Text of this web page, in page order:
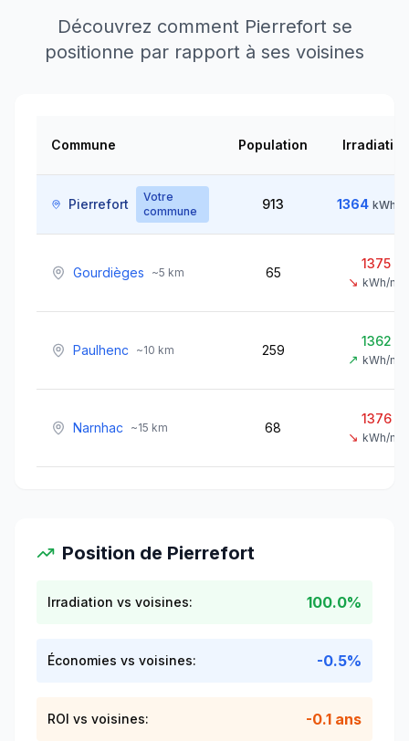
Découvrez comment Pierrefortse
positionne par rapport à ses voisines
Commune Population Irradiation
Pierrefort
Votre
commune
913 1364 kWh/
Gourdièges ~5 km 65
1375
↘ kWh/m²
Paulhenc ~10 km 259
1362
↗ kWh/m²
Narnhac ~15 km 68
1376
↘ kWh/m²
Position de Pierrefort
Irradiation vs voisines: 100.0%
Économies vs voisines: -0.5%
ROI vs voisines: -0.1 ans